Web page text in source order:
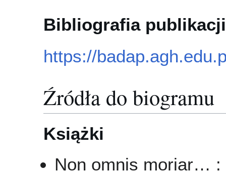
Bibliografia publikacji
https://
Źródła do biogramu
Książki
Non omnis moriar… :